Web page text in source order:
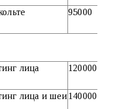
95000
лица 120000
лица и шеи140000